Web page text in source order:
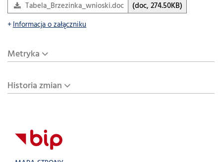
Tabela_Brzezinka_wnioski.doc
(doc, 274.50KB)
Informacja o załączniku
Metryka
Historia zmian